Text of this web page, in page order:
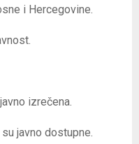
i Hercegovine.
izrečena.
javno dostupne.